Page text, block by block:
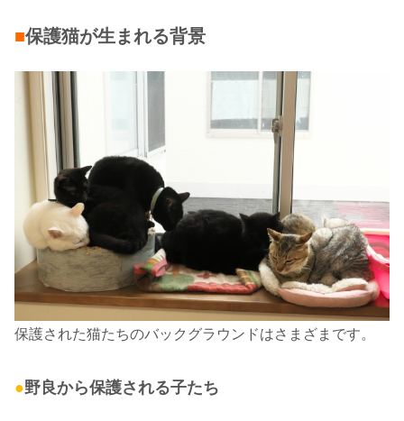
■保護猫が生まれる背景
保護された猫たちのバックグラウンドはさまざまです。
●野良から保護される子たち